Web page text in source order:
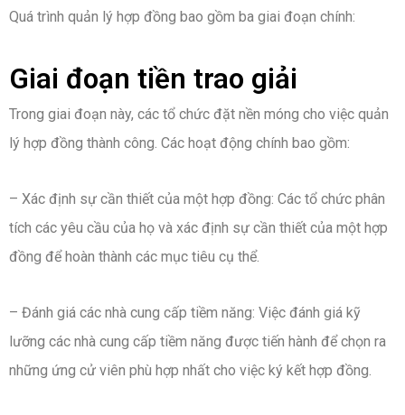
Quá trình quản lý hợp đồng bao gồm ba giai đoạn chính:
Giai đoạn tiền trao giải
Trong giai đoạn này, các tổ chức đặt nền móng cho việc quản
lý hợp đồng thành công. Các hoạt động chính bao gồm:
– Xác định sự cần thiết của một hợp đồng: Các tổ chức phân
tích các yêu cầu của họ và xác định sự cần thiết của một hợp
đồng để hoàn thành các mục tiêu cụ thể.
– Đánh giá các nhà cung cấp tiềm năng: Việc đánh giá kỹ
lưỡng các nhà cung cấp tiềm năng được tiến hành để chọn ra
những ứng cử viên phù hợp nhất cho việc ký kết hợp đồng.